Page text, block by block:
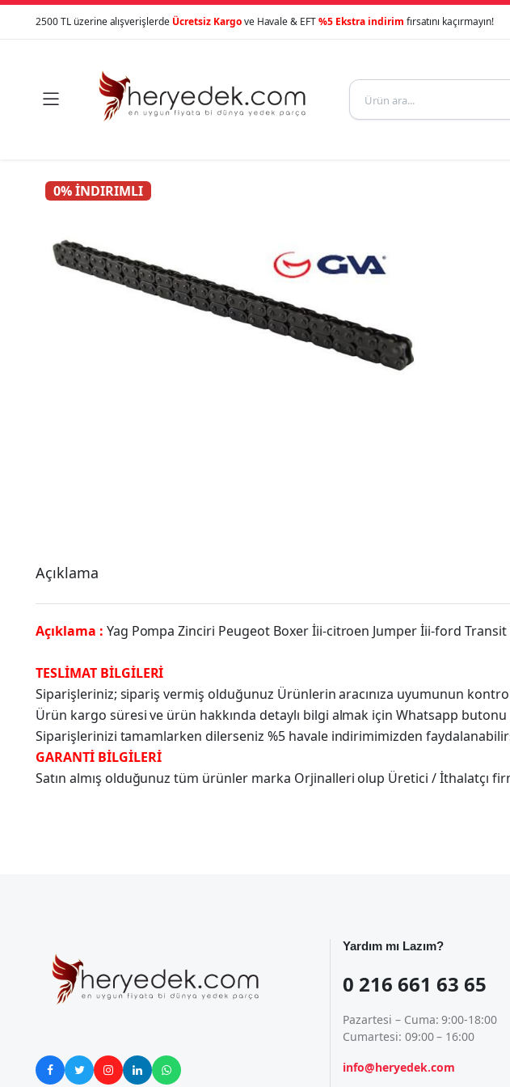
2500 TL üzerine alışverişlerde Ücretsiz Kargove Havale & EFT%5 Ekstra indirim fırsatını kaçırmayın!

0% İNDIRIMLI
Açıklama
Açıklama : Yag Pompa Zinciri Peugeot Boxer İii-citroen Jumper İii-ford Transit
TESLİMAT BİLGİLERİ
Siparişleriniz; sipariş vermiş olduğunuz Ürünlerin aracınıza uyumunun
Ürün kargo süresi ve ürün hakkında detaylı bilgi almak için Whatsapp
Siparişlerinizi tamamlarken dilerseniz %5 havale indirimimizden
GARANTİ BİLGİLERİ
Satın almış olduğunuz tüm ürünler marka Orjinalleri olup Üretici / İthalatçı
    
Yardım mı Lazım?
0 216 661 63 65
Pazartesi – Cuma: 9:00-18:00
Cumartesi: 09:00 – 16:00
info@heryedek.com